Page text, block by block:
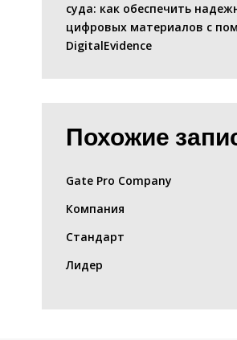
суда: как обеспечить
цифровых материалов с
DigitalEvidence
Похожие
Gate Pro Company
Компания
Стандарт
Лидер